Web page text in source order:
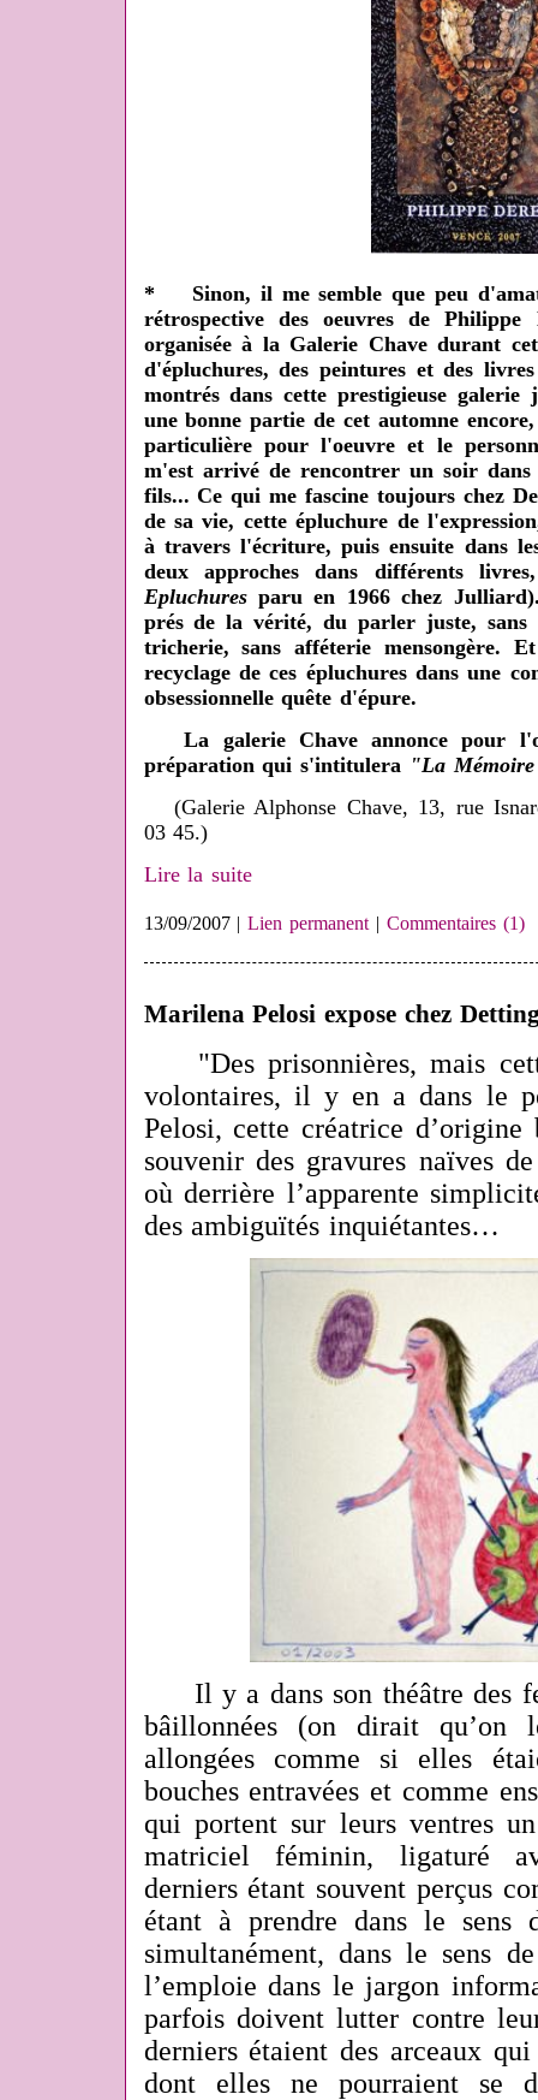
* Sinon, il me semble que peu
rétrospective des oeuvres de Philippe
organisée à la Galerie Chave durant
d'épluchures, des peintures et des
montrés dans cette prestigieuse
une bonne partie de cet automne
particulière pour l'oeuvre et le
m'est arrivé de rencontrer un soir
fils... Ce qui me fascine toujours chez
de sa vie, cette épluchure de
à travers l'écriture, puis ensuite dans
deux approches dans différents
Epluchuresparu en 1966 chez
prés de la vérité, du parler juste, sans
tricherie, sans afféterie mensongère.
recyclage de ces épluchures dans une
obsessionnelle quête d'épure.
La galerie Chave annonce pour
préparation qui s'intitulera "La Mémoire
(Galerie Alphonse Chave, 13, rue
03 45.)
Lire la suite
13/09/2007 |Lien permanent| Commentaires (1)
Marilena Pelosi expose chez
"Des prisonnières, mais
volontaires, il y en a dans le
Pelosi, cette créatrice
souvenir des gravures naïves
où derrière l’apparente
des ambiguïtés inquiétantes…
Il y a dans son théâtre des
bâillonnées (on dirait qu’on
allongées comme si elles
bouches entravées et comme
qui portent sur leurs ventres
matriciel féminin, ligaturé
derniers étant souvent perçus
étant à prendre dans le sens
simultanément, dans le sens
l’emploie dans le jargon
parfois doivent lutter contre
derniers étaient des arceaux
dont elles ne pourraient se